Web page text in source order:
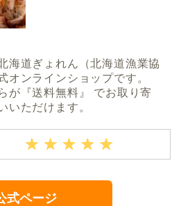
海道ぎょれん（北海道漁業協
オンラインショップです。
が『送料無料』 でお取り寄
いただけます。
式ページ